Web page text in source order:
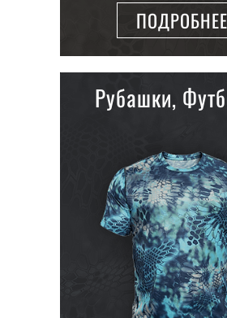
ПОДРОБНЕЕ
Рубашки,